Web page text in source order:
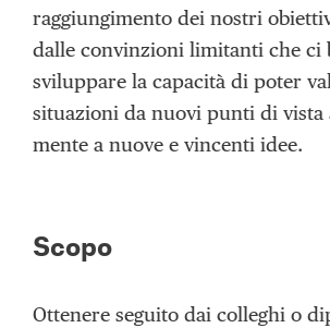
raggiungimento dei nostri
dalle convinzioni limitanti che ci
sviluppare la capacità di poter
situazioni da nuovi punti di vista
mente a nuove e vincenti idee.
Scopo
Ottenere seguito dai colleghi o